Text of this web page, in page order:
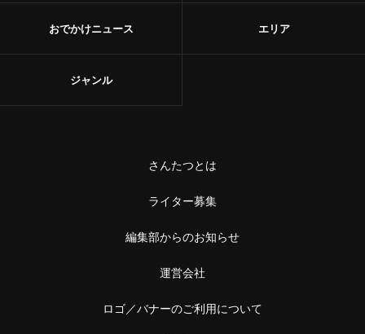
おでかけニュース エリア
ジャンル
さんたつとは
ライター募集
編集部からのお知らせ
運営会社
ロゴ／バナーのご利用について